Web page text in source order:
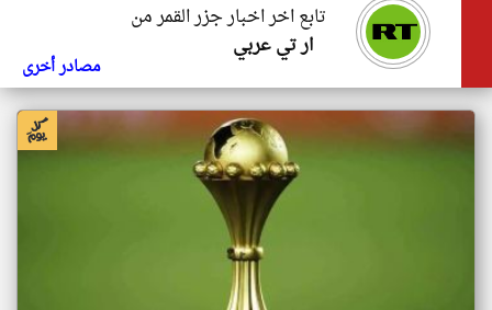
تابع اخر اخبار جزر القمر من
ار تي عربي
مصادر أخرى